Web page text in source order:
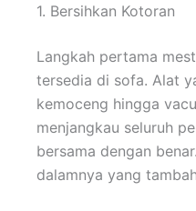
1. Bersihkan Kotoran
Langkah pertama
tersedia di sofa. Alat
kemoceng hingga
menjangkau seluruh
bersama dengan
dalamnya yang